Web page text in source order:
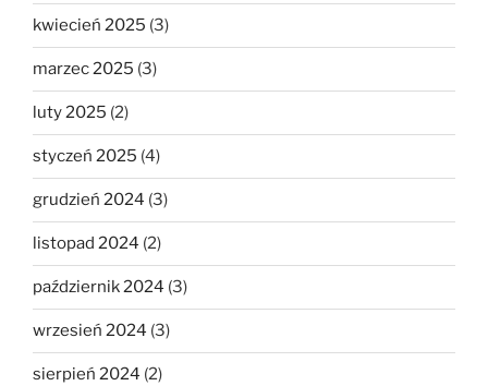
kwiecień 2025 (3)
marzec 2025 (3)
luty 2025 (2)
styczeń 2025 (4)
grudzień 2024 (3)
listopad 2024 (2)
październik 2024 (3)
wrzesień 2024 (3)
sierpień 2024 (2)